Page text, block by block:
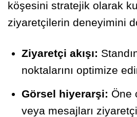
köşesini stratejik olarak
ziyaretçilerin deneyimini
Ziyaretçi akışı:
noktalarını optimize
Görsel hiyerarşi: Öne
veya mesajları